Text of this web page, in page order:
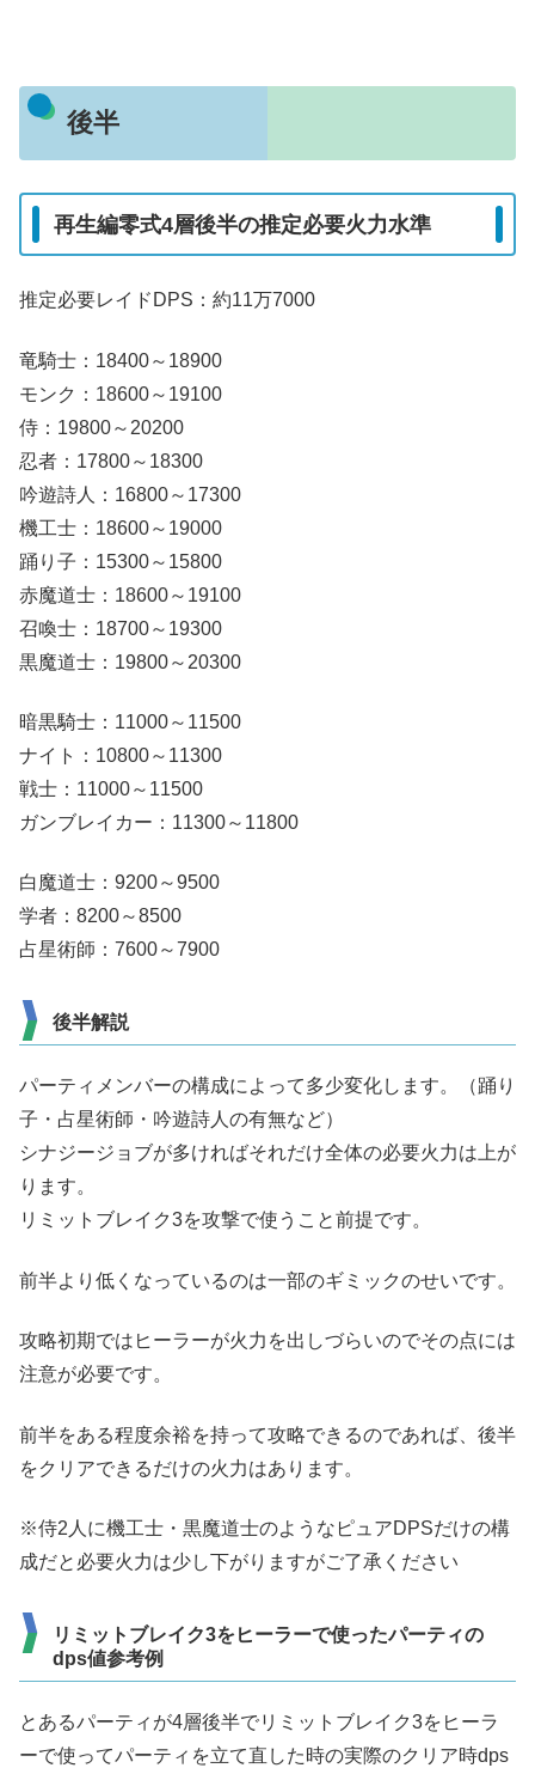
後半
再生編零式4層後半の推定必要火力水準
推定必要レイドDPS：約11万7000
竜騎士：18400～18900
モンク：18600～19100
侍：19800～20200
忍者：17800～18300
吟遊詩人：16800～17300
機工士：18600～19000
踊り子：15300～15800
赤魔道士：18600～19100
召喚士：18700～19300
黒魔道士：19800～20300
暗黒騎士：11000～11500
ナイト：10800～11300
戦士：11000～11500
ガンブレイカー：11300～11800
白魔道士：9200～9500
学者：8200～8500
占星術師：7600～7900
後半解説
パーティメンバーの構成によって多少変化します。（踊り
子・占星術師・吟遊詩人の有無など）
シナジージョブが多ければそれだけ全体の必要火力は上が
ります。
リミットブレイク3を攻撃で使うこと前提です。
前半より低くなっているのは一部のギミックのせいです。
攻略初期ではヒーラーが火力を出しづらいのでその点には
注意が必要です。
前半をある程度余裕を持って攻略できるのであれば、後半
をクリアできるだけの火力はあります。
※侍2人に機工士・黒魔道士のようなピュアDPSだけの構
成だと必要火力は少し下がりますがご了承ください
リミットブレイク3をヒーラーで使ったパーティの
dps値参考例
とあるパーティが4層後半でリミットブレイク3をヒーラ
ーで使ってパーティを立て直した時の実際のクリア時dps